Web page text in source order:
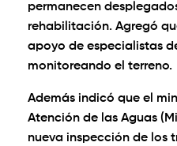
permanecen
rehabilitación. Agregó
apoyo de especialistas
monitoreando el terreno.
Además indicó que el
Atención de las Aguas
nueva inspección de los